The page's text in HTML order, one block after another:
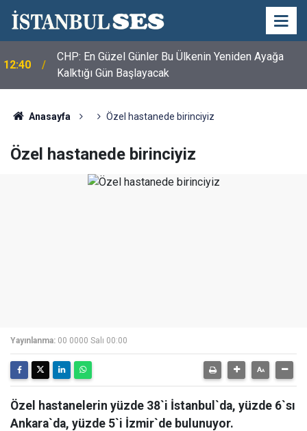
12:40
CHP: En Güzel Günler Bu Ülkenin Yeniden Ayağa
Kalktığı Gün Başlayacak
Anasayfa Özel hastanede birinciyiz
Özel hastanede birinciyiz
Yayınlanma: 00 0000 Salı 00:00
Özel hastanelerin yüzde 38`i İstanbul`da, yüzde 6`sı
Ankara`da, yüzde 5`i İzmir`de bulunuyor.